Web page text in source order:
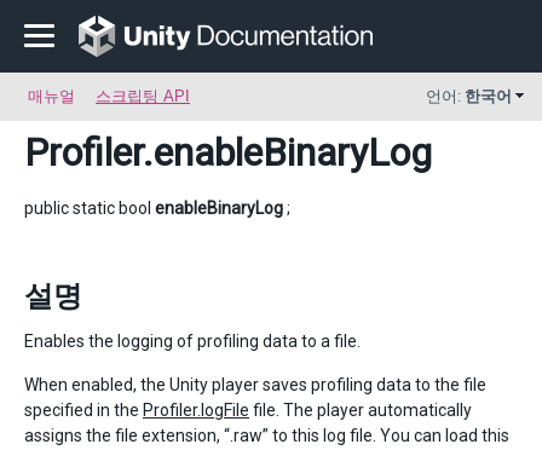
매뉴얼 스크립팅 API 언어: 한국어
Profiler.enableBinaryLog
public static bool enableBinaryLog;
설명
Enables the logging of profiling data to a file.
When enabled, the Unity player saves profiling data to the file
specified in the Profiler.logFile file. The player automatically
assigns the file extension, “.raw” to this log file. You can load this